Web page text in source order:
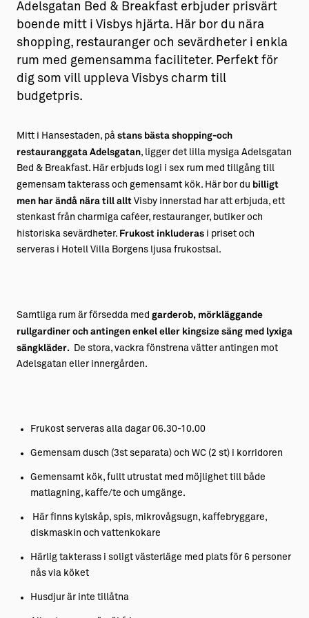
Adelsgatan Bed & Breakfast erbjuder prisvärt
boende mitt i Visbys hjärta. Här bor du nära
shopping, restauranger och sevärdheter i enkla
rum med gemensamma faciliteter. Perfekt för
dig som vill uppleva Visbys charm till
budgetpris.
Mitt i Hansestaden, på stans bästa shopping-och
restauranggata Adelsgatan, ligger det lilla mysiga Adelsgatan
Bed & Breakfast. Här erbjuds logi i sex rum med tillgång till
gemensam takterass och gemensamt kök. Här bor du billigt
men har ändå nära till allt Visby innerstad har att erbjuda, ett
stenkast från charmiga caféer, restauranger, butiker och
historiska sevärdheter. Frukost inkluderas i priset och
serveras i Hotell Villa Borgens ljusa frukostsal.
Samtliga rum är försedda med garderob, mörkläggande
rullgardiner och antingen enkel eller kingsize säng med lyxiga
sängkläder. De stora, vackra fönstrena vätter antingen mot
Adelsgatan eller innergården.
Frukost serveras alla dagar 06.30-10.00
Gemensam dusch (3st separata) och WC (2 st) i korridoren
Gemensamt kök, fullt utrustat med möjlighet till både
matlagning, kaffe/te och umgänge.
Här finns kylskåp, spis, mikrovågsugn, kaffebryggare,
diskmaskin och vattenkokare
Härlig takterass i soligt västerläge med plats för 6 personer
nås via köket
Husdjur är inte tillåtna